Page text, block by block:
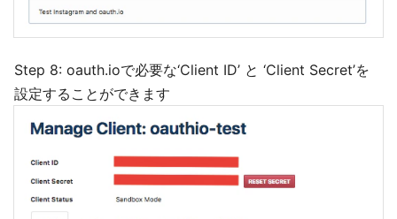
Step 8: oauth.ioで必要な‘Client ID’ と ‘Client Secret’を
設定することができます